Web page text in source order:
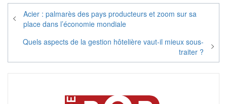
Navigation
de
l’article
Acier : palmarès des pays producteurs et zoom sur sa
place dans l’économie mondiale
Quels aspects de la gestion hôtelière vaut-il mieux sous-
traiter ?